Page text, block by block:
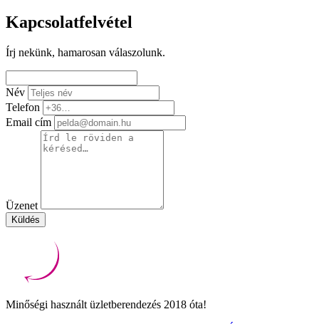
Kapcsolatfelvétel
Írj nekünk, hamarosan válaszolunk.
Név
Telefon
Email cím
Üzenet
Küldés
Minőségi használt üzletberendezés 2018 óta!